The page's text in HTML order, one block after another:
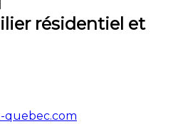
résidentiel et
quebec.com